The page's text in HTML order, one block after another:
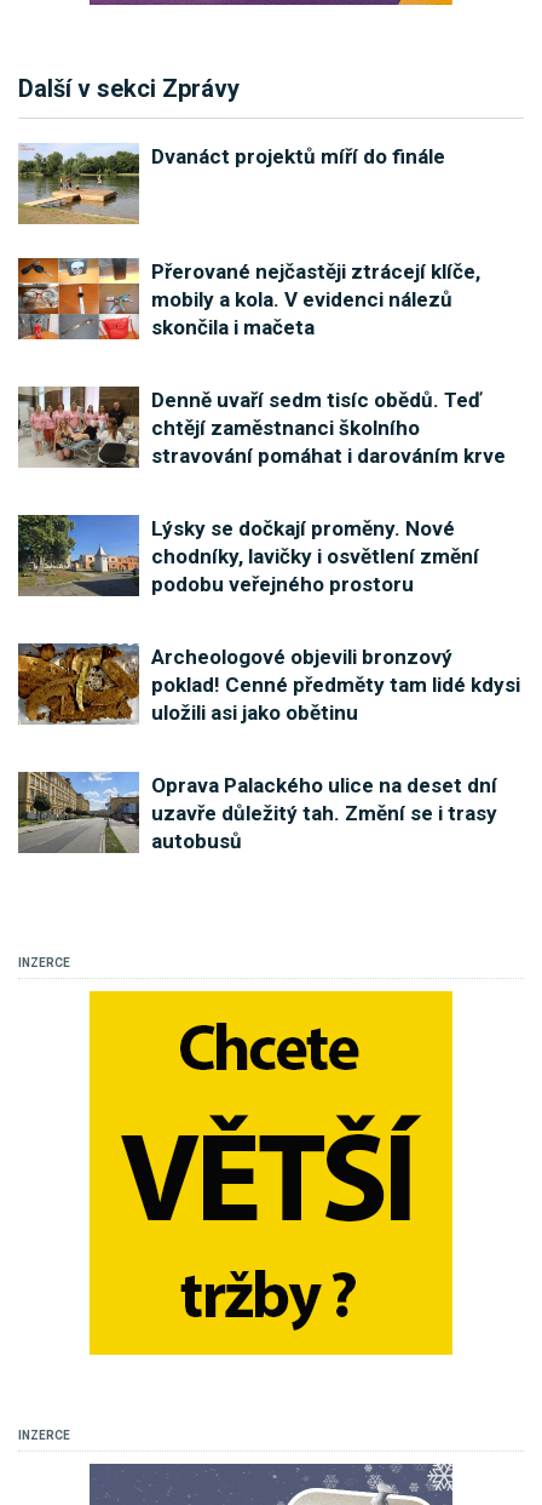
Další v sekci Zprávy
Dvanáct projektů míří do finále
Přerované nejčastěji ztrácejí klíče,
mobily a kola. V evidenci nálezů
skončila i mačeta
Denně uvaří sedm tisíc obědů. Teď
chtějí zaměstnanci školního
stravování pomáhat i darováním krve
Lýsky se dočkají proměny. Nové
chodníky, lavičky i osvětlení změní
podobu veřejného prostoru
Archeologové objevili bronzový
poklad! Cenné předměty tam lidé kdysi
uložili asi jako obětinu
Oprava Palackého ulice na deset dní
uzavře důležitý tah. Změní se i trasy
autobusů
INZERCE
INZERCE